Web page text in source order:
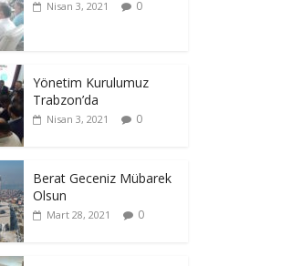
Nisan 3, 2021 0
Yönetim Kurulumuz
Trabzon’da
Nisan 3, 2021 0
Berat Geceniz Mübarek
Olsun
Mart 28, 2021 0